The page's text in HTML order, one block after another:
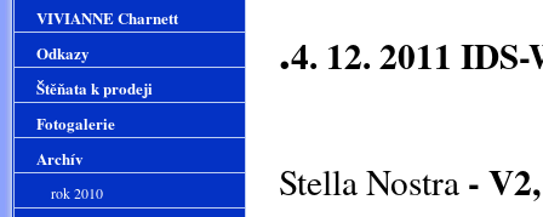
.4. 12. 2011 IDS-
Stella Nostra -
VIVIANNE Charnett
Odkazy
Štěňata k prodeji
Fotogalerie
Archív
rok 2010